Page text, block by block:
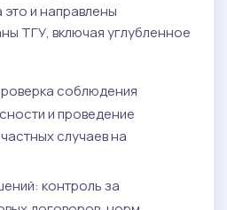
и направлены
ТГУ, включая углубленное
соблюдения
и проведение
случаев на
контроль за